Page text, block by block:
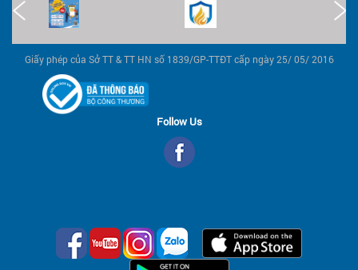
Giấy phép của Sở TT & TT HN số 1839/GP-TTĐT cấp ngày 25/ 05/ 2016
Follow Us